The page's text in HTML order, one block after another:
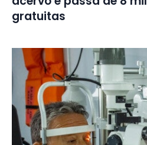
gratuitas